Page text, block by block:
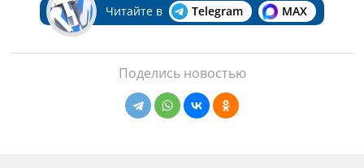
Читайте в Telegram MAX
Поделись новостью